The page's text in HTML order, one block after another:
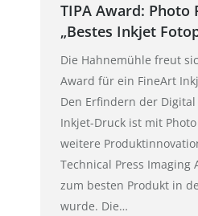
TIPA Award:
„Bestes Inkjet
Die Hahnemühle freut
Award für ein FineArt
Den Erfindern der
Inkjet-Druck ist mit
weitere
Technical Press Imaging
zum besten Produkt in
wurde. Die…